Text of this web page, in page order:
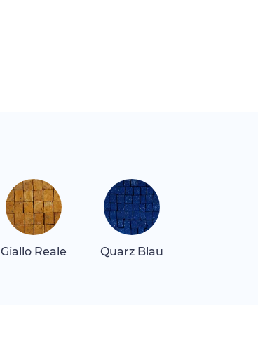
Giallo Reale Quarz Blau